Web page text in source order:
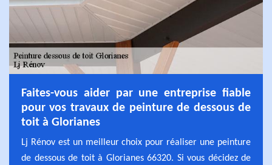
Faites-vous aider par une entreprise fiable
pour vos travaux de peinture de dessous de
toit à Glorianes
Lj Rénov est un meilleur choix pour réaliser une peinture
de dessous de toit à Glorianes 66320. Si vous décidez de